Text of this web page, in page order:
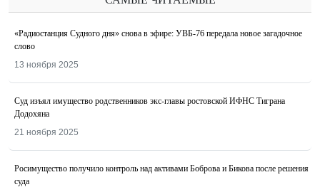
«Радиостанция Судного дня» снова в эфире: УВБ-76 передала новое загадочное
слово
13 ноября 2025
Суд изъял имущество родственников экс-главы ростовской ИФНС Тиграна
Додохяна
21 ноября 2025
Росимущество получило контроль над активами Боброва и Бикова после решения
суда